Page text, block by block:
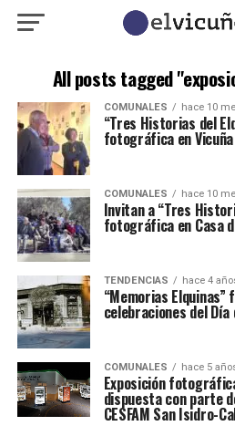
All posts tagged
COMUNALES hace 10
“Tres Historias del
fotográfica en Vicuña
COMUNALES hace 10
Invitan a “Tres
fotográfica en Casa
TENDENCIAS hace 4
“Memorias
celebraciones del
COMUNALES hace 5
Exposición
dispuesta con parte
CESFAM San Isidro-